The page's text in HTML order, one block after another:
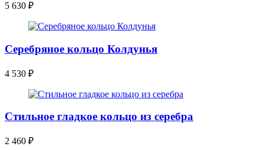
5 630 ₽
Серебряное кольцо Колдунья
4 530 ₽
Стильное гладкое кольцо из серебра
2 460 ₽